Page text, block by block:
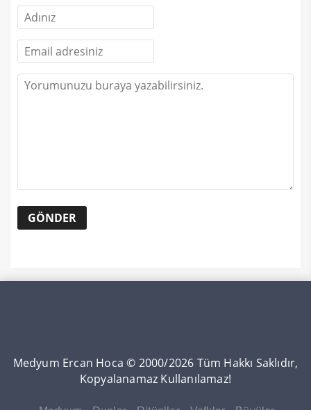
Medyum Ercan Hoca © 2000/2026 Tüm Hakkı Saklıdır,
Kopyalanamaz Kullanılamaz!